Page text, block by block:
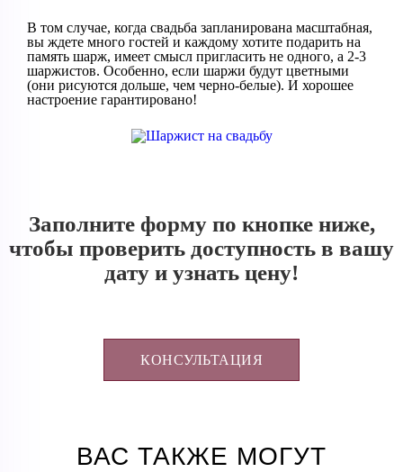
В том случае, когда свадьба запланирована масштабная,
вы ждете много гостей и каждому хотите подарить на
память шарж, имеет смысл пригласить не одного, а 2-3
шаржистов. Особенно, если шаржи будут цветными
(они рисуются дольше, чем черно-белые). И хорошее
настроение гарантировано!
Заполните форму по кнопке ниже,
чтобы проверить доступность в вашу
дату и узнать цену!
КОНСУЛЬТАЦИЯ
ВАС ТАКЖЕ МОГУТ